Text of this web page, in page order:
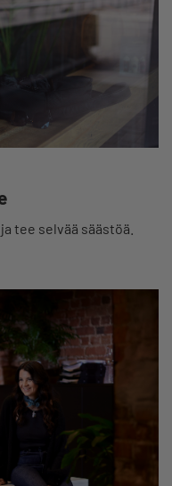
tee selvää säästöä.